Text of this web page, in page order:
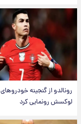
رونالدو از گنجینه خودروهای
لوکسش رونمایی کرد